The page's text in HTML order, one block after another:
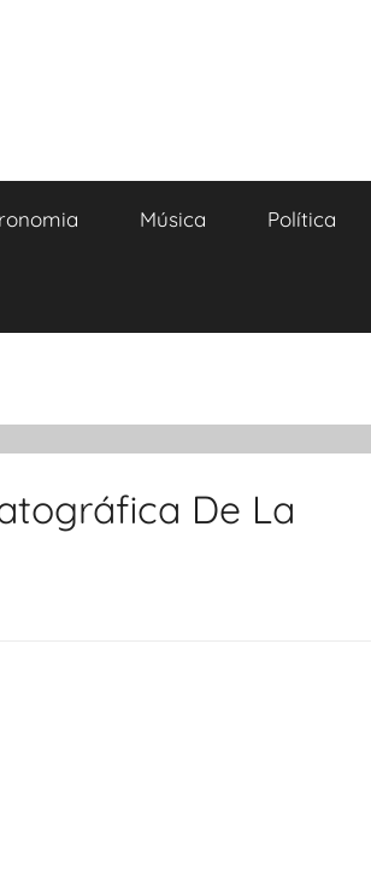
Música Política
De La